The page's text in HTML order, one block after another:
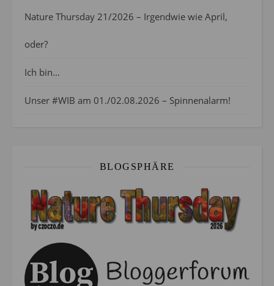
Nature Thursday 21/2026 – Irgendwie wie April,
oder?
Ich bin…
Unser #WIB am 01./02.08.2026 – Spinnenalarm!
BLOGSPHÄRE